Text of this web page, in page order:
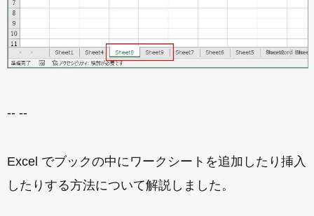
-- --
Excel でブックの中にワークシートを追加したり挿入
したりする方法について解説しました。